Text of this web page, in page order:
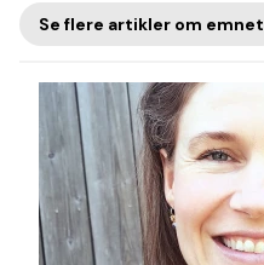
Se flere artikler om emnet